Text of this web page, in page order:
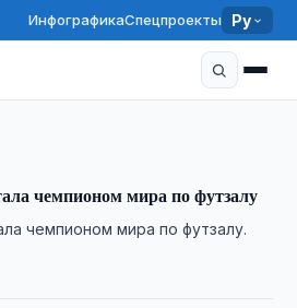
ИнфографикаСпецпроекты Ру
инфраструктуру Humo
чемпионом мира по футзалу
чемпионом мира по футзалу.